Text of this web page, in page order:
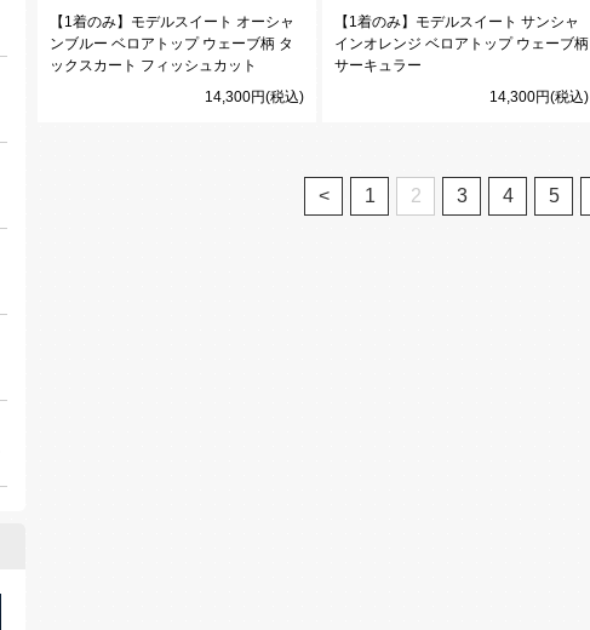
【1着のみ】モデルスイート オーシャ
ンブルー ベロアトップ ウェーブ柄 タ
ックスカート フィッシュカット
14,300円(税込)
【1着のみ】モデルスイート サンシャ
インオレンジ ベロアトップ ウェーブ柄
サーキュラー
14,300円(税込)
< 1 2 3 4 5